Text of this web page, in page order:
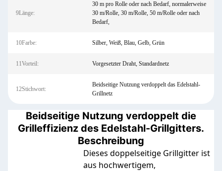
9Länge:
30 m pro Rolle oder nach Bedarf, normalerweise
30 m/Rolle, 30 m/Rolle, 50 m/Rolle oder nach
Bedarf,
10Farbe: Silber, Weiß, Blau, Gelb, Grün
11Vorteil: Vorgesetzter Draht, Standardnetz
12Stichwort:
Beidseitige Nutzung verdoppelt das Edelstahl-
Grillnetz
Beidseitige Nutzung verdoppelt die
Grilleffizienz des Edelstahl-Grillgitters.
Beschreibung
Dieses doppelseitige Grillgitter ist
aus hochwertigem,